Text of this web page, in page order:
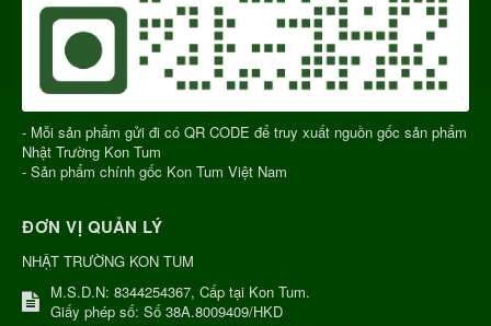
- Mỗi sản phẩm gửi đi có QR CODE để truy xuất nguồn gốc sản phẩm
Nhật Trường Kon Tum
- Sản phẩm chính gốc Kon Tum Việt Nam
ĐƠN VỊ QUẢN LÝ
NHẬT TRƯỜNG KON TUM
M.S.D.N: 8344254367, Cấp tại Kon Tum.
Giấy phép số: Số 38A.8009409/HKD